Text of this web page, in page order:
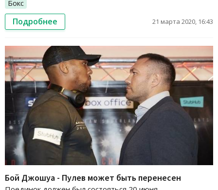
Бокс
Подробнее 21 марта 2020, 16:43
Бой Джошуа - Пулев может быть перенесен